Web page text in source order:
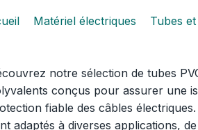
Matériel électriques Tubes
notre sélection de tubes
conçus pour assurer une
fiable des câbles
adaptés à diverses applications,